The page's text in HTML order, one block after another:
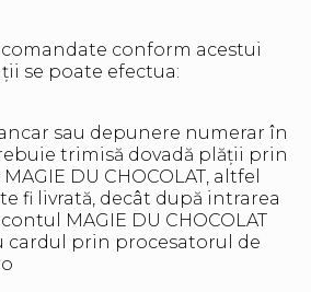
conform acestui
se poate efectua:
sau depunere numerar în
trimisă dovadă plății prin
DU CHOCOLAT, altfel
fi livrată, decât după intrarea
MAGIE DU CHOCOLAT
cardul prin procesatorul de